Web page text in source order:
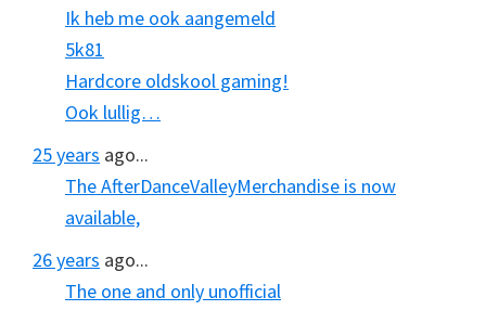
Ik heb me ook aangemeld
5k81
Hardcore oldskool gaming!
Ook lullig…
25 years ago...
The AfterDanceValleyMerchandise is now
available,
26 years ago...
The one and only unofficial